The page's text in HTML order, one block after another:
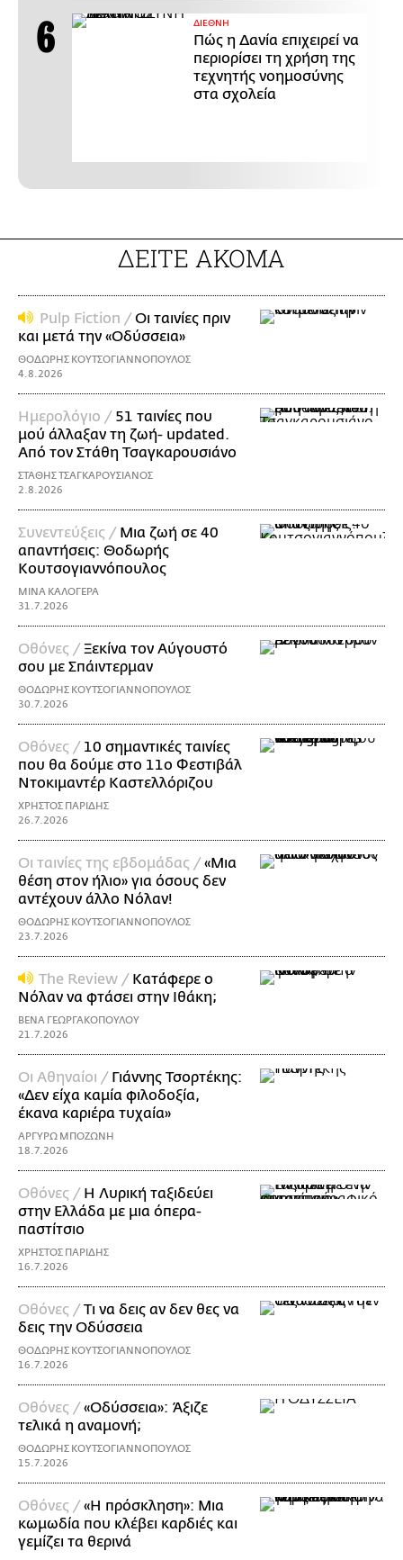
ΔΙΕΘΝΗ
Πώς η Δανία επιχειρεί να
περιορίσει τη χρήση της
τεχνητής νοημοσύνης
στα σχολεία
ΔΕΙΤΕ ΑΚΟΜΑ
Pulp Fiction /Οι ταινίες πριν
και μετά την «Οδύσσεια»
ΘΟΔΩΡΗΣ ΚΟΥΤΣΟΓΙΑΝΝΟΠΟΥΛΟΣ
4.8.2026
Ημερολόγιο / 51 ταινίες που
μού άλλαξαν τη ζωή- updated.
Aπό τον Στάθη Τσαγκαρουσιάνο
ΣΤΑΘΗΣ ΤΣΑΓΚΑΡΟΥΣΙΑΝΟΣ
2.8.2026
Συνεντεύξεις / Μια ζωή σε 40
απαντήσεις: Θοδωρής
Kουτσογιαννόπουλος
ΜΙΝΑ ΚΑΛΟΓΕΡΑ
31.7.2026
Οθόνες /Ξεκίνα τον Αύγουστό
σου με Σπάιντερμαν
ΘΟΔΩΡΗΣ ΚΟΥΤΣΟΓΙΑΝΝΟΠΟΥΛΟΣ
30.7.2026
Οθόνες / 10 σημαντικές ταινίες
που θα δούμε στο 11ο Φεστιβάλ
Ντοκιμαντέρ Καστελλόριζου
ΧΡΗΣΤΟΣ ΠΑΡΙΔΗΣ
26.7.2026
Οι ταινίες της εβδομάδας /«Μια
θέση στον ήλιο» για όσους δεν
αντέχουν άλλο Νόλαν!
ΘΟΔΩΡΗΣ ΚΟΥΤΣΟΓΙΑΝΝΟΠΟΥΛΟΣ
23.7.2026
The Review / Κατάφερε ο
Νόλαν να φτάσει στην Ιθάκη;
ΒΕΝΑ ΓΕΩΡΓΑΚΟΠΟΥΛΟΥ
21.7.2026
Οι Αθηναίοι / Γιάννης Τσορτέκης:
«Δεν είχα καμία φιλοδοξία,
έκανα καριέρα τυχαία»
ΑΡΓΥΡΩ ΜΠΟΖΩΝΗ
18.7.2026
Οθόνες / Η Λυρική ταξιδεύει
στην Ελλάδα με μια όπερα-
παστίτσιο
ΧΡΗΣΤΟΣ ΠΑΡΙΔΗΣ
16.7.2026
Οθόνες /Τι να δεις αν δεν θες να
δεις την Οδύσσεια
ΘΟΔΩΡΗΣ ΚΟΥΤΣΟΓΙΑΝΝΟΠΟΥΛΟΣ
16.7.2026
Οθόνες /«Οδύσσεια»: Άξιζε
τελικά η αναμονή;
ΘΟΔΩΡΗΣ ΚΟΥΤΣΟΓΙΑΝΝΟΠΟΥΛΟΣ
15.7.2026
Οθόνες /«Η πρόσκληση»: Μια
κωμωδία που κλέβει καρδιές και
γεμίζει τα θερινά